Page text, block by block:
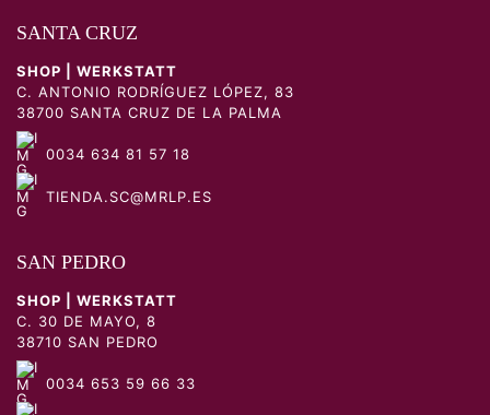
SANTA CRUZ
SHOP | WERKSTATT
C. ANTONIO RODRÍGUEZ LÓPEZ, 83
38700 SANTA CRUZ DE LA PALMA
0034 634 81 57 18
TIENDA.SC@MRLP.ES
SAN PEDRO
SHOP | WERKSTATT
C. 30 DE MAYO, 8
38710 SAN PEDRO
0034 653 59 66 33